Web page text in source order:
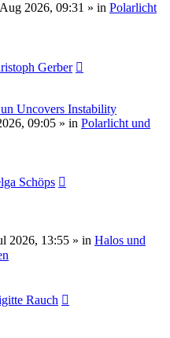
2026, 09:31 » in Polarlicht
Gerber
Uncovers Instability
09:05 » in Polarlicht und
Schöps
2026, 13:55 » in Halos und
Rauch